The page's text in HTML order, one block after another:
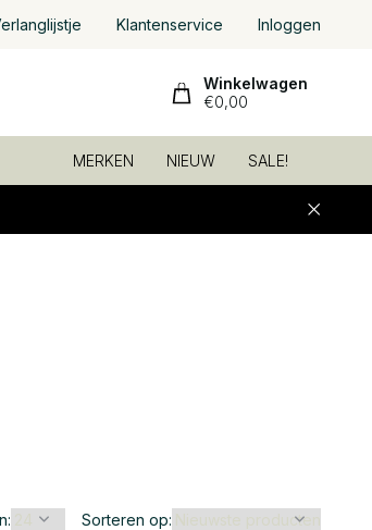
Klantenservice Inloggen
Winkelwagen
€0,00
MERKEN NIEUW SALE!
Sorteren op: